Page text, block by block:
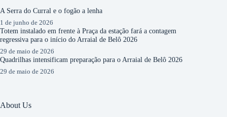
A Serra do Curral e o fogão a lenha
1 de junho de 2026
Totem instalado em frente à Praça da estação fará a contagem
regressiva para o início do Arraial de Belô 2026
29 de maio de 2026
Quadrilhas intensificam preparação para o Arraial de Belô 2026
29 de maio de 2026
About Us